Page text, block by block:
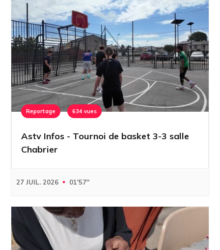
Reportage 634 vues
Astv Infos - Tournoi de basket 3-3 salle
Chabrier
27 JUIL. 2026 01'57''